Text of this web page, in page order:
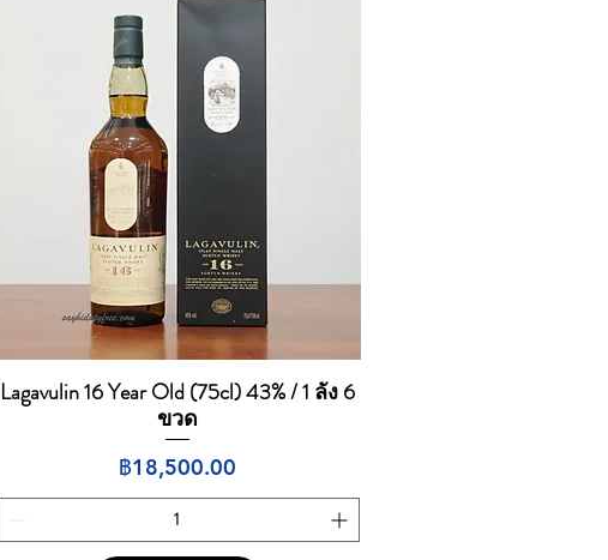
ดูข้อมูลด่วน
Lagavulin 16 Year Old (75cl) 43% / 1 ลัง 6
ขวด
ราคา
฿18,500.00